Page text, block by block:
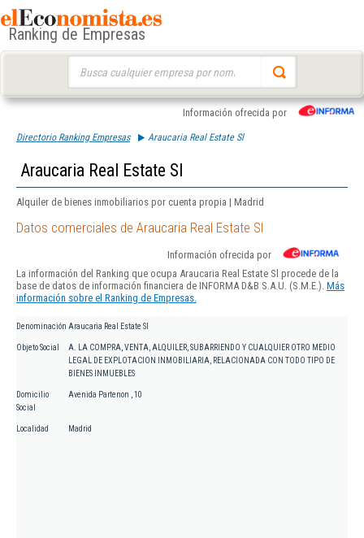
Ranking de Empresas
Información ofrecida por
Directorio Ranking Empresas Araucaria Real Estate Sl
Araucaria Real Estate Sl
Alquiler de bienes inmobiliarios por cuenta propia | Madrid
Datos comerciales de Araucaria Real Estate Sl
Información ofrecida por
La información del Ranking que ocupa Araucaria Real Estate Sl procede de la
base de datos de información financiera de INFORMA D&B S.A.U. (S.M.E.). Más
información sobre el Ranking de Empresas.
Denominación Araucaria Real Estate Sl
Objeto Social
A. LA COMPRA, VENTA, ALQUILER, SUBARRIENDO Y CUALQUIER OTRO MEDIO
LEGAL DE EXPLOTACION INMOBILIARIA, RELACIONADA CON TODO TIPO DE
BIENES INMUEBLES
Domicilio
Social
Avenida Partenon , 10
Localidad Madrid